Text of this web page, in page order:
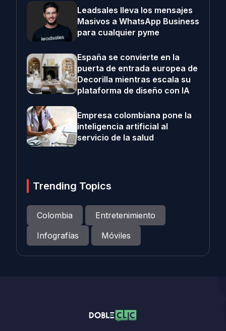
Leadsales lleva los mensajes
Masivos a WhatsApp Business
para cualquier pyme
España se convierte en la
puerta de entrada europea de
Decorilla mientras escala su
plataforma de diseño con IA
Empresa colombiana pone la
inteligencia artificial al
servicio de la salud
Trending Topics
Colombia
Entretenimiento
Infografías
Móviles